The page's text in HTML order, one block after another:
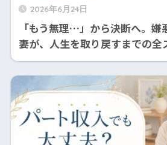
2026年6月24日
「もう無理…」から決断へ。嫌
妻が、人生を取り戻すまでの全